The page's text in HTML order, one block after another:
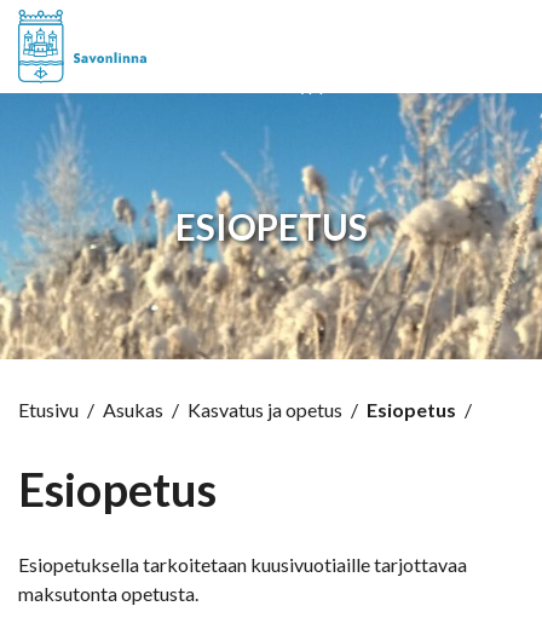
ESIOPETUS
Etusivu / Asukas / Kasvatus ja opetus / Esiopetus /
Esiopetus
Esiopetuksella tarkoitetaan kuusivuotiaille tarjottavaa
maksutonta opetusta.